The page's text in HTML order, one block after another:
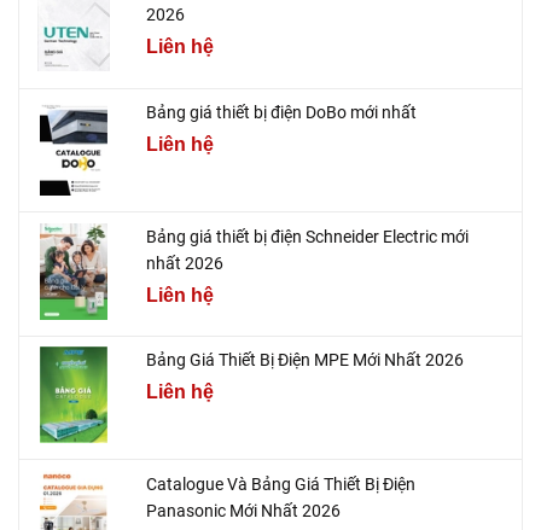
2026
Liên hệ
Bảng giá thiết bị điện DoBo mới nhất
Liên hệ
Bảng giá thiết bị điện Schneider Electric mới
nhất 2026
Liên hệ
Bảng Giá Thiết Bị Điện MPE Mới Nhất 2026
Liên hệ
Catalogue Và Bảng Giá Thiết Bị Điện
Panasonic Mới Nhất 2026